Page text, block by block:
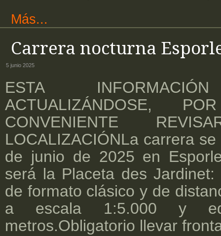
Más...
Carrera nocturna
5 junio 2025
ESTA
ACTUALIZÁNDOSE,
CONVENIENTE
LOCALIZACIÓNLa carrera
de junio de 2025 en
será la Placeta des Jardinet:
de formato clásico y de
a escala 1:5.000 y
metros.Obligatorio llevar